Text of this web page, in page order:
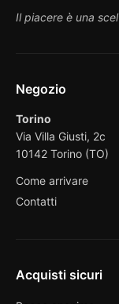
Il piacere è una
Negozio
Torino
Via Villa Giusti, 2c
10142 Torino (TO)
Come arrivare
Contatti
Acquisti sicuri